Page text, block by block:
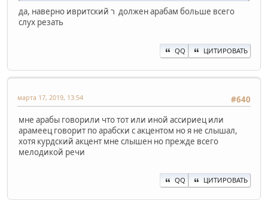
да, наверно ивритский ר должен арабам больше всего
слух резать
QQ ЦИТИРОВАТЬ
#640
марта 17, 2019, 13:54
мне арабы говорили что тот или иной ассириец или
арамеец говорит по арабски с акцентом но я не слышал,
хотя курдский акцент мне слышен но прежде всего
мелодикой речи
QQ ЦИТИРОВАТЬ